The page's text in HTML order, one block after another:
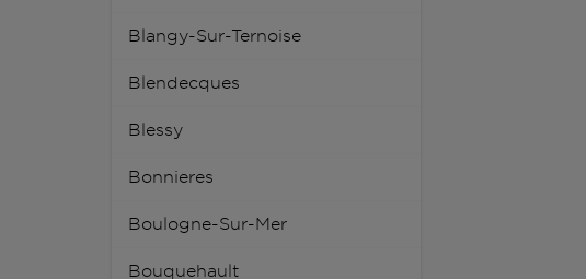
Blangy-Sur-Ternoise
Blendecques
Blessy
Bonnieres
Boulogne-Sur-Mer
Bouquehault